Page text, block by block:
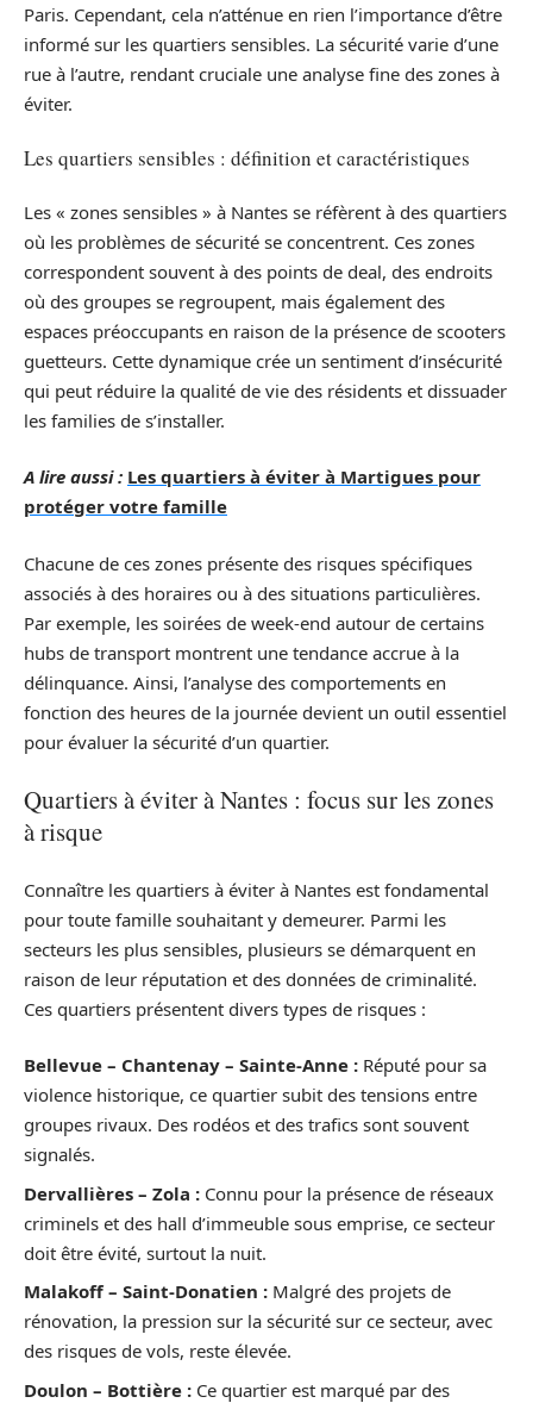
Paris. Cependant, cela n’atténue en rien l’importance d’être
informé sur les quartiers sensibles. La sécurité varie d’une
rue à l’autre, rendant cruciale une analyse fine des zones à
éviter.
Les quartiers sensibles : définition et caractéristiques
Les « zones sensibles » à Nantes se réfèrent à des quartiers
où les problèmes de sécurité se concentrent. Ces zones
correspondent souvent à des points de deal, des endroits
où des groupes se regroupent, mais également des
espaces préoccupants en raison de la présence de scooters
guetteurs. Cette dynamique crée un sentiment d’insécurité
qui peut réduire la qualité de vie des résidents et dissuader
les families de s’installer.
A lire aussi : Les quartiers à éviter à Martigues pour
protéger votre famille
Chacune de ces zones présente des risques spécifiques
associés à des horaires ou à des situations particulières.
Par exemple, les soirées de week-end autour de certains
hubs de transport montrent une tendance accrue à la
délinquance. Ainsi, l’analyse des comportements en
fonction des heures de la journée devient un outil essentiel
pour évaluer la sécurité d’un quartier.
Quartiers à éviter à Nantes : focus sur les zones
à risque
Connaître les quartiers à éviter à Nantes est fondamental
pour toute famille souhaitant y demeurer. Parmi les
secteurs les plus sensibles, plusieurs se démarquent en
raison de leur réputation et des données de criminalité.
Ces quartiers présentent divers types de risques :
Bellevue – Chantenay – Sainte-Anne : Réputé pour sa
violence historique, ce quartier subit des tensions entre
groupes rivaux. Des rodéos et des trafics sont souvent
signalés.
Dervallières – Zola : Connu pour la présence de réseaux
criminels et des hall d’immeuble sous emprise, ce secteur
doit être évité, surtout la nuit.
Malakoff – Saint-Donatien : Malgré des projets de
rénovation, la pression sur la sécurité sur ce secteur, avec
des risques de vols, reste élevée.
Doulon – Bottière : Ce quartier est marqué par des